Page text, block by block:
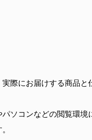
際にお届けする商品と
ソコンなどの閲覧環境